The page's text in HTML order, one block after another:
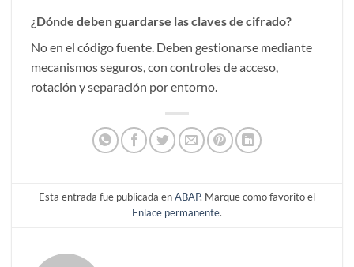
¿Dónde deben guardarse las claves de cifrado?
No en el código fuente. Deben gestionarse mediante
mecanismos seguros, con controles de acceso,
rotación y separación por entorno.
Esta entrada fue publicada enABAP. Marque como favorito el
Enlace permanente.